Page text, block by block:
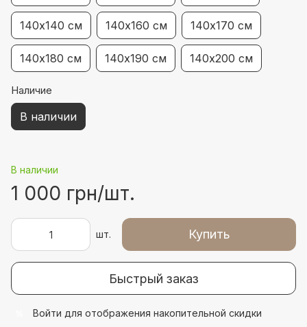
140х140 см 140х160 см 140х170 см
140х180 см 140х190 см 140х200 см
Наличие
В наличии
В наличии
1 000 грн/шт.
шт. Купить
Быстрый заказ
Войти для отображения накопительной скидки